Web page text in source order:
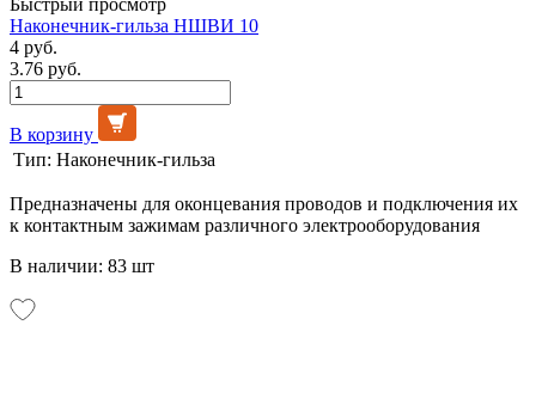
Наконечник-гильза НШВИ 10
4 руб.
3.76 руб.
В корзину
Тип: Наконечник-гильза
Предназначены для оконцевания проводов и подключения их
к контактным зажимам различного электрооборудования
В наличии: 83 шт